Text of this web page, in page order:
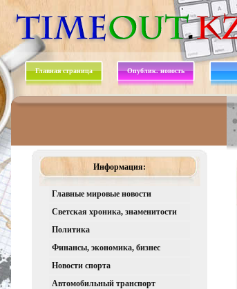
Главная страница Опублик. новость
Информация:
Главные мировые новости
Светская хроника, знаменитости
Политика
Финансы, экономика, бизнес
Новости спорта
Автомобильный транспорт